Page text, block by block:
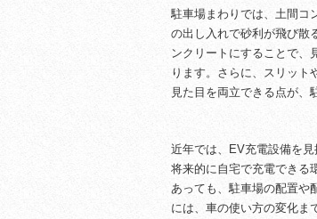
駐車場まわりでは、土間コ
の出し入れで砂利が飛び散
ンクリートにすることで、
ります。さらに、スリット
見た目を両立できる点が、
近年では、EV充電設備を
将来的に自宅で充電できる
あっても、駐車場の配置や
には、車の使い方の変化ま